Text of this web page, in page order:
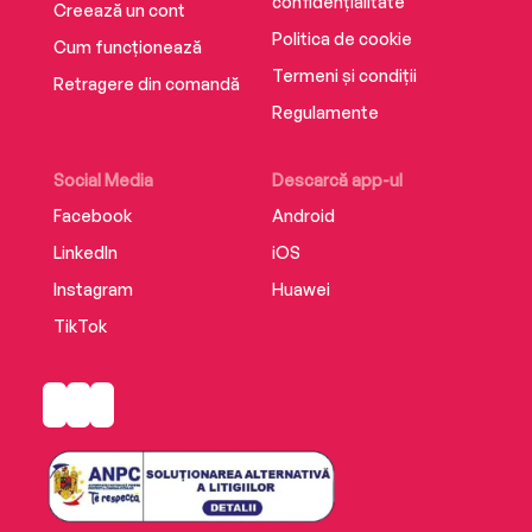
4. În acest volum, Florin Roșoga îți oferă pașii de
început ai dezvoltării personale, fiind un ghid
care te va ajuta să ai o strategie de evoluție
Creează un cont
Cum funcționează
Retragere din comandă
Social Media
Facebook
LinkedIn
Instagram
TikTok
Descarcă app-ul
Android
iOS
Huawei
Politica de cookie
Termeni și condiții
Regulamente